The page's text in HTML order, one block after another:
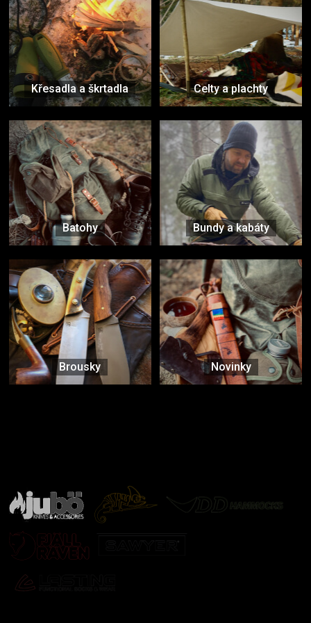
Křesadla a škrtadla Celty a plachty
Batohy Bundy a kabáty
Brousky Novinky